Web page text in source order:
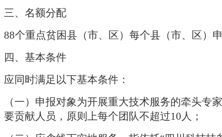
三、名额分配
88个重点贫困县（市、区）每个县（市、区）
四、基本条件
应同时满足以下基本条件：
（一）申报对象为开展重大技术服务的牵头专
要贡献人员，原则上每个团队不超过10人；